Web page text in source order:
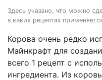
Здесь указано, что можно
в каких рецептах
Корова очень редко
Майнкрафт для
всего 1 рецепт с
ингредиента. Из